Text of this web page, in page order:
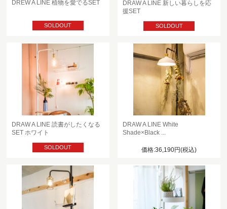
DREW A LINE 植物を愛でるSET
SOLDOUT
DRAW A LINE 新しい暮らしを応
援SET
SOLDOUT
DRAW A LINE 読書がしたくなる
SET ホワイト
SOLDOUT
DRAW A LINE White
Shade×Black ...
価格:36,190円(税込)